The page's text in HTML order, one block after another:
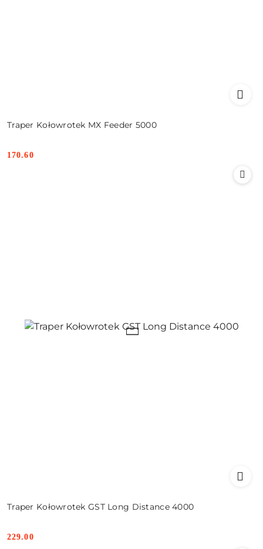
Traper Kołowrotek MX Feeder 5000
Cena:
170.60
Traper Kołowrotek GST Long Distance 4000
Cena:
229.00